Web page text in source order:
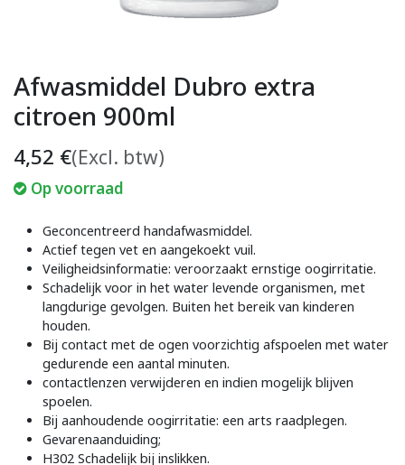
Afwasmiddel Dubro extra
citroen 900ml
4,52 €(Excl. btw)
Op voorraad
Geconcentreerd handafwasmiddel.
Actief tegen vet en aangekoekt vuil.
Veiligheidsinformatie: veroorzaakt ernstige oogirritatie.
Schadelijk voor in het water levende organismen, met
langdurige gevolgen. Buiten het bereik van kinderen
houden.
Bij contact met de ogen voorzichtig afspoelen met water
gedurende een aantal minuten.
contactlenzen verwijderen en indien mogelijk blijven
spoelen.
Bij aanhoudende oogirritatie: een arts raadplegen.
Gevarenaanduiding;
H302 Schadelijk bij inslikken.